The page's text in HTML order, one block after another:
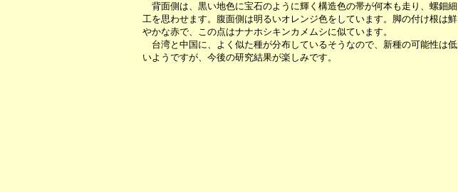
背面側は、黒い地色に宝石のように輝く構造色の帯が何本も走り、螺鈿細
工を思わせます。腹面側は明るいオレンジ色をしています。脚の付け根は鮮
やかな赤で、この点はナナホシキンカメムシに似ています。
台湾と中国に、よく似た種が分布しているそうなので、新種の可能性は低
いようですが、今後の研究結果が楽しみです。